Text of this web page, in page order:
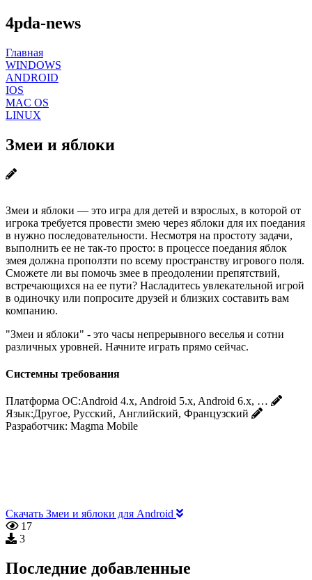
4pda-news
Главная
WINDOWS
ANDROID
IOS
MAC OS
LINUX
Змеи и яблоки
Змеи и яблоки — это игра для детей и взрослых, в которой от
игрока требуется провести змею через яблоки для их поедания
в нужно последовательности. Несмотря на простоту задачи,
выполнить ее не так-то просто: в процессе поедания яблок
змея должна проползти по всему пространству игрового поля.
Сможете ли вы помочь змее в преодолении препятствий,
встречающихся на ее пути? Насладитесь увлекательной игрой
в одиночку или попросите друзей и близких составить вам
компанию.
"Змеи и яблоки" - это часы непрерывного веселья и сотни
различных уровней. Начните играть прямо сейчас.
Системны требования
Платформа ОС:Android 4.x, Android 5.x, Android 6.x, …
Язык:Другое, Русский, Английский, Французский
Разработчик: Magma Mobile
Скачать Змеи и яблоки для Android
17
3
Последние добавленные